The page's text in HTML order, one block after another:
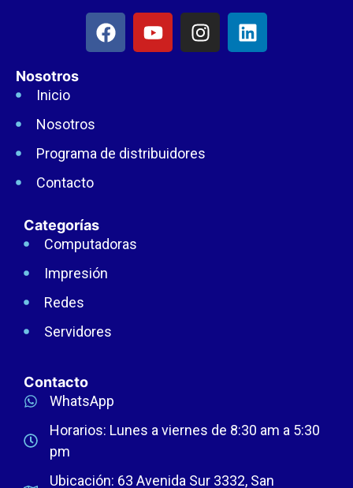
Nosotros
Inicio
Nosotros
Programa de distribuidores
Contacto
Categorías
Computadoras
Impresión
Redes
Servidores
Contacto
WhatsApp
Horarios: Lunes a viernes de 8:30 am a 5:30
pm
Ubicación: 63 Avenida Sur 3332, San